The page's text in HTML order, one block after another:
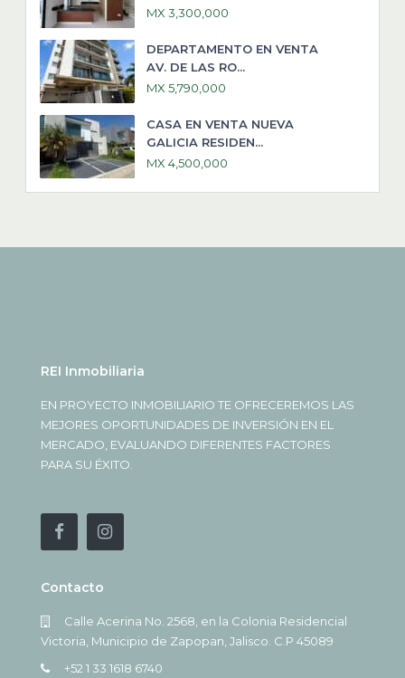
MX 3,300,000
DEPARTAMENTO EN VENTA
AV. DE LAS RO...
MX 5,790,000
CASA EN VENTA NUEVA
GALICIA RESIDEN...
MX 4,500,000
REI Inmobiliaria
EN PROYECTO INMOBILIARIO TE OFRECEREMOS LAS
MEJORES OPORTUNIDADES DE INVERSIÓN EN EL
MERCADO, EVALUANDO DIFERENTES FACTORES
PARA SU ÉXITO.
Contacto
Calle Acerina No. 2568, en la Colonia Residencial
Victoria, Municipio de Zapopan, Jalisco. C.P 45089
+52 1 33 1618 6740